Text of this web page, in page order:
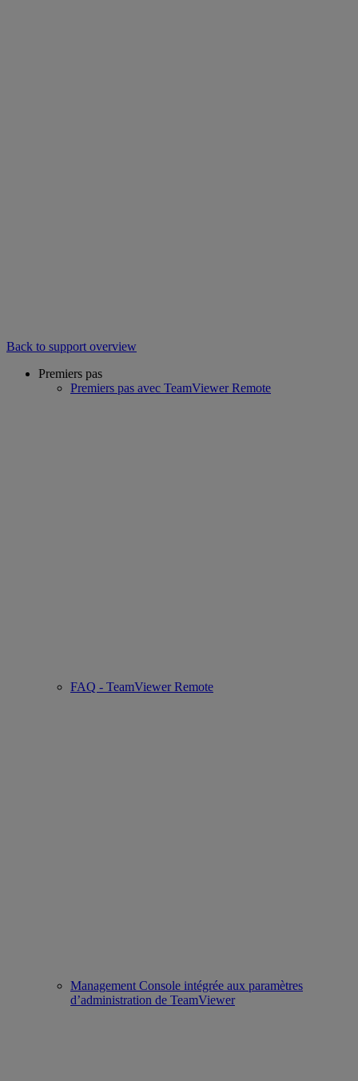
Back to support overview
Premiers pas
Premiers pas avec TeamViewer Remote
FAQ - TeamViewer Remote
Management Console intégrée aux paramètres
d’administration de TeamViewer